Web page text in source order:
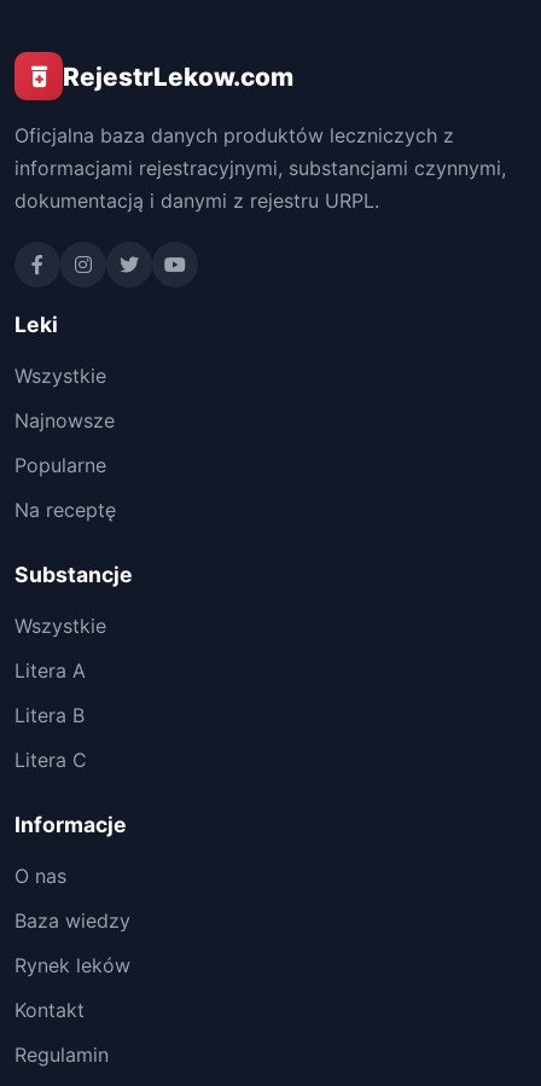
RejestrLekow.com
Oficjalna baza danych produktów leczniczych z
informacjami rejestracyjnymi, substancjami czynnymi,
dokumentacją i danymi z rejestru URPL.
Leki
Wszystkie
Najnowsze
Popularne
Na receptę
Substancje
Wszystkie
Litera A
Litera B
Litera C
Informacje
O nas
Baza wiedzy
Rynek leków
Kontakt
Regulamin